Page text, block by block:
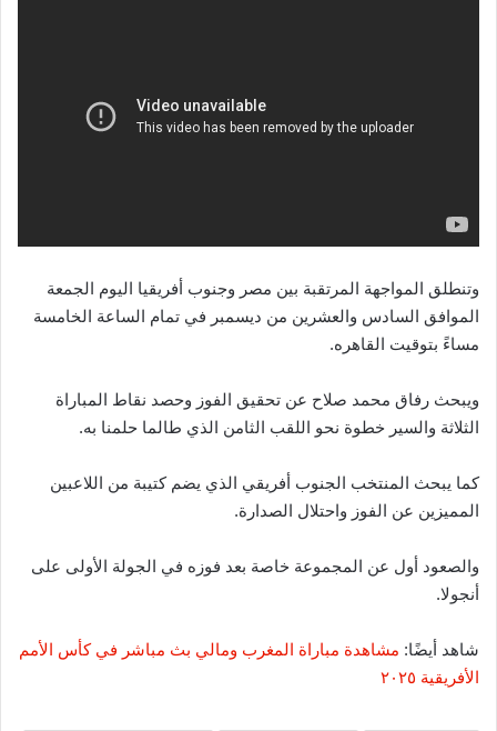
وتنطلق المواجهة المرتقبة بين مصر وجنوب أفريقيا اليوم الجمعة
الموافق السادس والعشرين من ديسمبر في تمام الساعة الخامسة
مساءً بتوقيت القاهره.
ويبحث رفاق محمد صلاح عن تحقيق الفوز وحصد نقاط المباراة
الثلاثة والسير خطوة نحو اللقب الثامن الذي طالما حلمنا به.
كما يبحث المنتخب الجنوب أفريقي الذي يضم كتيبة من اللاعبين
المميزين عن الفوز واحتلال الصدارة.
والصعود أول عن المجموعة خاصة بعد فوزه في الجولة الأولى على
أنجولا.
شاهد أيضًا: مشاهدة مباراة المغرب ومالي بث مباشر في كأس الأمم
الأفريقية ٢٠٢٥